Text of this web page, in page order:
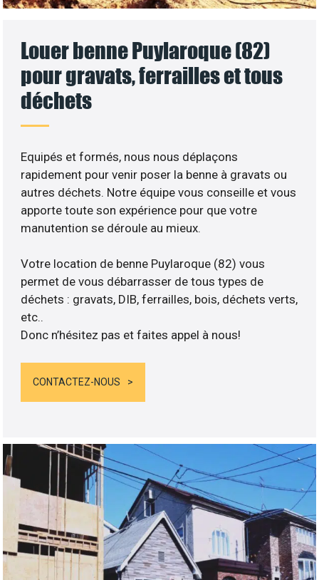
Louer benne Puylaroque (82)
pour gravats, ferrailles et tous
déchets
Equipés et formés, nous nous déplaçons
rapidement pour venir poser la benne à gravats ou
autres déchets. Notre équipe vous conseille et vous
apporte toute son expérience pour que votre
manutention se déroule au mieux.
Votre location de benne Puylaroque (82) vous
permet de vous débarrasser de tous types de
déchets : gravats, DIB, ferrailles, bois, déchets verts,
etc..
Donc n’hésitez pas et faites appel à nous!
CONTACTEZ-NOUS